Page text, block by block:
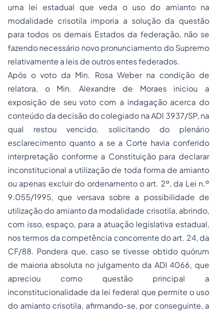
uma lei estadual que veda o uso do amianto na
modalidade crisotila imporia a solução da questão
para todos os demais Estados da federação, não se
fazendo necessário novo pronunciamento do Supremo
relativamente a leis de outros entes federados.
Após o voto da Min. Rosa Weber na condição de
relatora, o Min. Alexandre de Moraes iniciou a
exposição de seu voto com a indagação acerca do
conteúdo da decisão do colegiado na ADI 3937/SP, na
qual restou vencido, solicitando do plenário
esclarecimento quanto a se a Corte havia conferido
interpretação conforme a Constituição para declarar
inconstitucional a utilização de toda forma de amianto
ou apenas excluir do ordenamento o art. 2º, da Lei n.º
9.055/1995, que versava sobre a possibilidade de
utilização do amianto da modalidade crisotila, abrindo,
com isso, espaço, para a atuação legislativa estadual,
nos termos da competência concorrente do art. 24, da
CF/88. Pondera que, caso se tivesse obtido quórum
de maioria absoluta no julgamento da ADI 4066, que
apreciou como questão principal a
inconstitucionalidade da lei federal que permite o uso
do amianto crisotila, afirmando-se, por conseguinte, a